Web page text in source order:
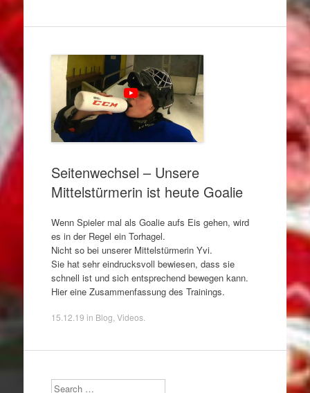
Seitenwechsel – Unsere
Mittelstürmerin ist heute Goalie
Wenn Spieler mal als Goalie aufs Eis gehen, wird
es in der Regel ein Torhagel.
Nicht so bei unserer Mittelstürmerin Yvi.
Sie hat sehr eindrucksvoll bewiesen, dass sie
schnell ist und sich entsprechend bewegen kann.
Hier eine Zusammenfassung des Trainings.
15.12.19 in Blog Videos.
Search